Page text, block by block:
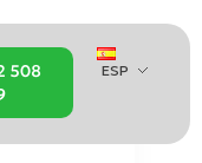
508
ESP